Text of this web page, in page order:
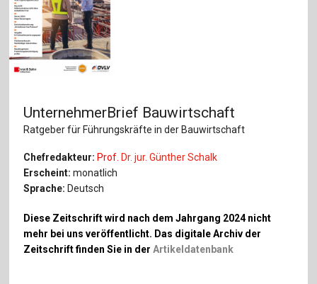
UnternehmerBrief Bauwirtschaft
Ratgeber für Führungskräfte in der Bauwirtschaft
Chefredakteur: Prof. Dr. jur. Günther Schalk
Erscheint: monatlich
Sprache: Deutsch
Diese Zeitschrift wird nach dem Jahrgang 2024 nicht
mehr bei uns veröffentlicht. Das digitale Archiv der
Zeitschrift finden Sie in derArtikeldatenbank